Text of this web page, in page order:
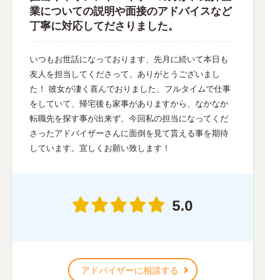
業についての説明や面接のアドバイスなど
丁寧に対応してださりました。
いつもお世話になっております、先月に続いて本日も
友人を担当してくださって、ありがとうございまし
た！ 彼女が凄く喜んでおりました、フルタイムで仕事
をしていて、帰宅後も家事がありますから、なかなか
転職先を探す事が出来ず、今回私の担当になってくだ
さったアドバイザーさんに面倒を見て貰える事を期待
しています。宜しくお願い致します！
5.0
アドバイザーに相談する